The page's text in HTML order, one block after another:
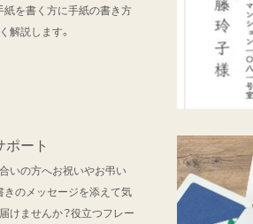
紙を書く方に手紙の書き方
解説します。
ポート
いの方へお祝いやお弔い
きのメッセージを添えて気
けませんか？役立つフレー